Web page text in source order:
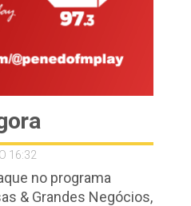
16:32
no programa
& Grandes Negócios,